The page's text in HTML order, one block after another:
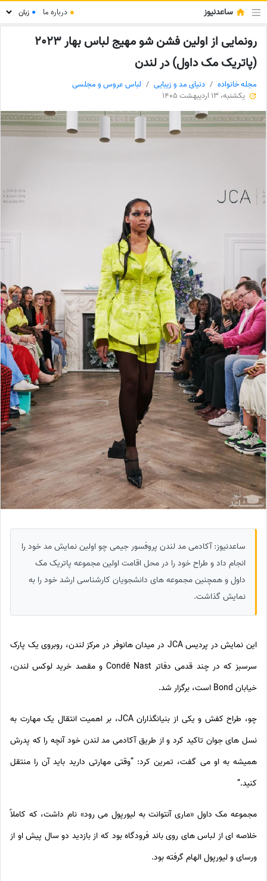
ساعدنیوز ● درباره ما ●
رونمایی از اولین فشن شو مهیج لباس بهار 2023
(پاتریک مک داول) در لندن
مجله خانواده دنیای مد و زیبایی
لباس عروس و مجلسی
یکشنبه، 13 اردیبهشت 1405
ساعدنیوز: آکادمی مد لندن پروفسور جیمی چو اولین نمایش مد خود را
انجام داد و طراح خود را در محل اقامت اولین مجموعه پاتریک مک
داول و همچنین مجموعه های دانشجویان کارشناسی ارشد خود را به
نمایش گذاشت.
این نمایش در پردیس JCA در میدان هانوفر در مرکز لندن، روبروی یک پارک
سرسبز که در چند قدمی دفاتر Condé Nast و مقصد خرید لوکس لندن،
خیابان Bond است، برگزار شد.
چو، طراح کفش و یکی از بنیانگذاران JCA، بر اهمیت انتقال یک مهارت به
نسل های جوان تاکید کرد و از طریق آکادمی مد لندن خود آنچه را که پدرش
همیشه به او می گفت، تمرین کرد: “وقتی مهارتی دارید باید آن را منتقل
کنید.”
مجموعه مک داول «ماری آنتوانت به لیورپول می رود» نام داشت، که کاملاً
خلاصه ای از لباس های روی باند فرودگاه بود که از بازدید دو سال پیش او از
ورسای و لیورپول الهام گرفته بود.